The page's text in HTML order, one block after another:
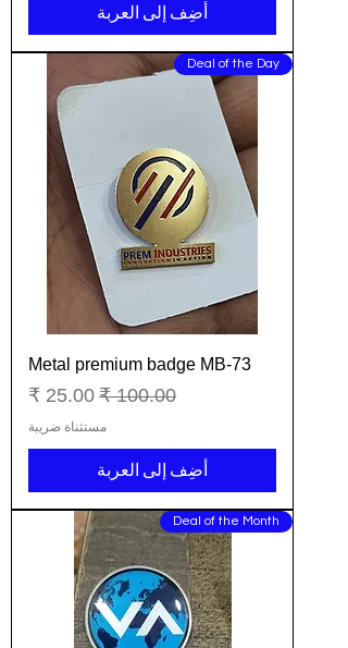
أضِف إلى العربة
Deal of the Day
Metal premium badge MB-73
سعر عاديسعر البيع
مستثناة ضريبة
أضِف إلى العربة
Deal of the Month